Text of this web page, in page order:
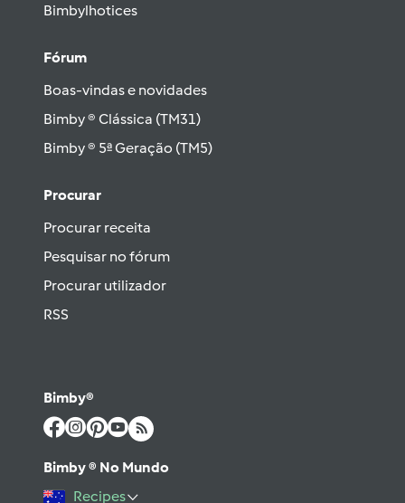
Bimbylhotices
Fórum
Boas-vindas e novidades
Bimby ® Clássica (TM31)
Bimby ® 5ª Geração (TM5)
Procurar
Procurar receita
Pesquisar no fórum
Procurar utilizador
RSS
Bimby®
Bimby ® No Mundo
Recipes